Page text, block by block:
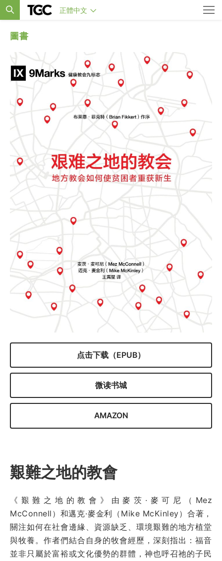
正體中文
圖書
点击下载（EPUB）
微读书城
AMAZON
艱難之地的教會
《艱難之地的教會》由麥茨·麥可尼（Mez
McConnell）和邁克·麥金利（Mike McKinley）合著，
關注如何在社會邊緣、資源缺乏、環境艱難的地方植堂
與牧養。作者們結合自身的牧會經歷，深刻指出：福音
並非只屬於富裕或文化優勢的群體，神也呼召祂的子民